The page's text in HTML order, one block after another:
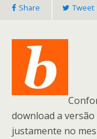
Share Tweet
download a
justamente no